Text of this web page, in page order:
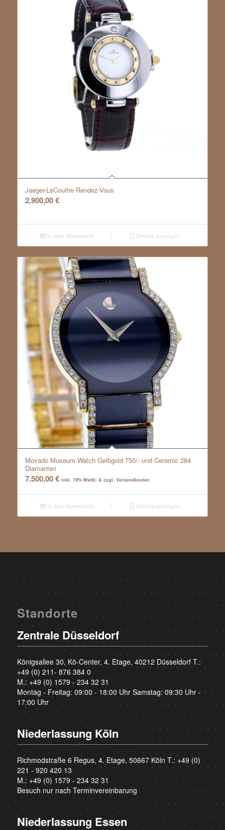
Jaeger-LeCoultre Rendez-Vous
2.900,00€
In den Warenkorb Details anzeigen
Movado Museum Watch Gelbgold 750/- und Ceramic 284
Diamanten
7.500,00€ inkl. 19% MwSt. & zzgl. Versandkosten
In den Warenkorb Details anzeigen
Standorte
Zentrale Düsseldorf
Königsallee 30, Kö-Center, 4. Etage, 40212 Düsseldorf T.:
+49 (0) 211- 876 384 0
M.: +49 (0) 1579 - 234 32 31
Montag - Freitag: 09:00 - 18:00 Uhr Samstag: 09:30 Uhr -
17:00 Uhr
Niederlassung Köln
Richmodstraße 6 Regus, 4. Etage, 50667 Köln T.: +49 (0)
221 - 920 420 13
M.: +49 (0) 1579 - 234 32 31
Besuch nur nach Terminvereinbarung
Niederlassung Essen